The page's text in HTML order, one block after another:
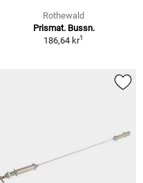
Rothewald
Prismat. Bussn.
186,64 kr1